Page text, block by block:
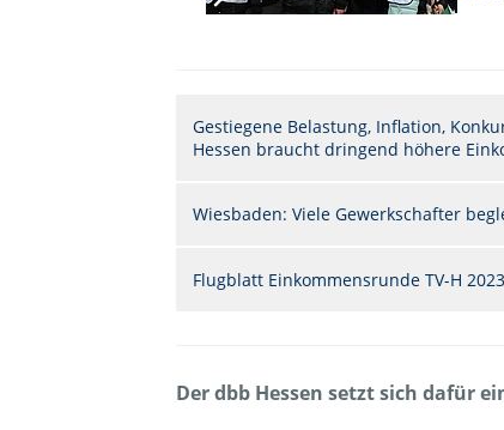
Gestiegene Belastung, Inflation,
Hessen braucht dringend höhere
Wiesbaden: Viele Gewerkschafter
Flugblatt Einkommensrunde TV-H
Der dbb Hessen setzt sich dafür